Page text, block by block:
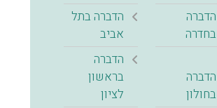
הדברה
בחדרה
הדברה בתל
אביב
הדברה
בחולון
הדברה
בראשון
לציון